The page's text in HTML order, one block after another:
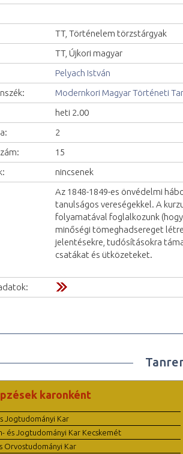
TT, Történelem törzstárgyak
TT, Újkori magyar
Pelyach István
Modernkori Magyar Történeti
heti 2.00
2
15
nincsenek
Az 1848-1849-es önvédelmi
tanulságos vereségekkel. A
folyamatával foglalkozunk
minőségi tömeghadsereget
jelentésekre, tudósításokra
csatákat és ütközeteket.
karonként
Jogtudományi Kar
és Jogtudományi Kar Kecskemét
Orvostudományi Kar